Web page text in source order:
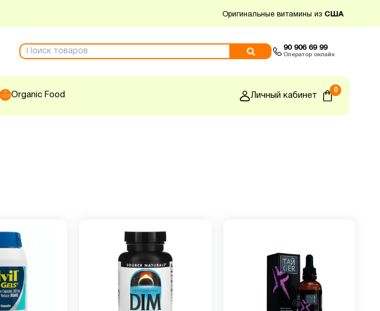
Оригинальные витамины из США
90 906 69 99
Оператор онлайн
Organic Food Личный кабинет
0